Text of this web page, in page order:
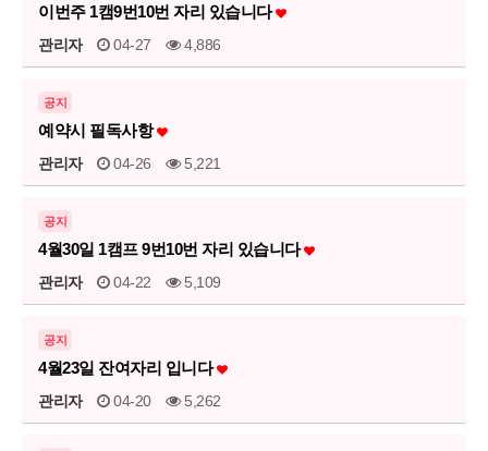
이번주 1캠9번10번 자리 있습니다
관리자 04-27 4,886
공지
예약시 필독사항
관리자 04-26 5,221
공지
4월30일 1캠프 9번10번 자리 있습니다
관리자 04-22 5,109
공지
4월23일 잔여자리 입니다
관리자 04-20 5,262